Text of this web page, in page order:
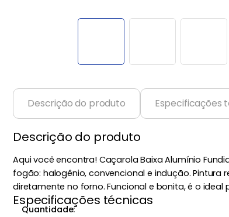
Descrição do produto Especificações
Descrição do produto
Aqui você encontra! Caçarola Baixa Alumínio
fogão: halogênio, convencional e indução.
diretamente no forno. Funcional e bonita, é o
Especificações técnicas
Quantidade: